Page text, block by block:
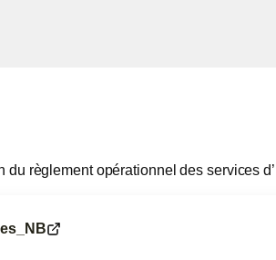
règlement opérationnel des services